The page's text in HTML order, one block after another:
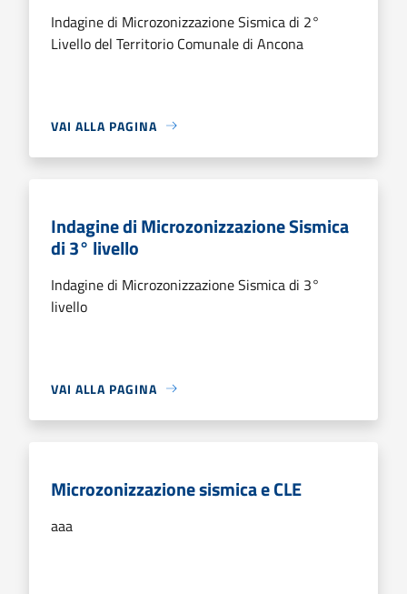
Indagine di Microzonizzazione Sismica di 2°
Livello del Territorio Comunale di Ancona
VAI ALLA PAGINA
Indagine di Microzonizzazione Sismica
di 3° livello
Indagine di Microzonizzazione Sismica di 3°
livello
VAI ALLA PAGINA
Microzonizzazione sismica e CLE
aaa